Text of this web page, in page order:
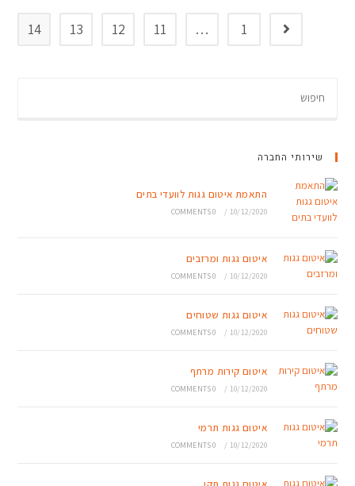
1
…
11
12
13
14
שירותי החברה
התאמת איטום גגות לוועדי בתים
10/12/2020
/
0 COMMENTS
איטום גגות ומרזבים
10/12/2020
/
0 COMMENTS
איטום גגות שטוחים
10/12/2020
/
0 COMMENTS
איטום קירות מרתף
10/12/2020
/
0 COMMENTS
איטום גגות תרמי
10/12/2020
/
0 COMMENTS